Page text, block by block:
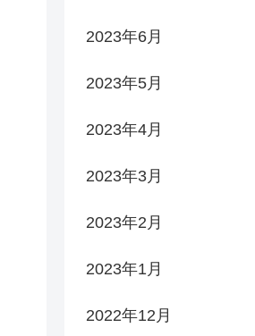
2023年6月
2023年5月
2023年4月
2023年3月
2023年2月
2023年1月
2022年12月